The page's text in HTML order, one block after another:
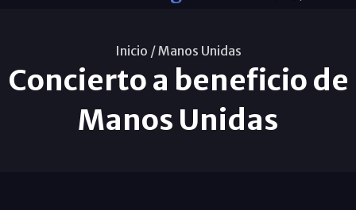
Inicio /Manos Unidas
Concierto a beneficio de
Manos Unidas